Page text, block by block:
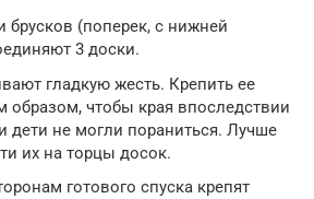
(поперек, с нижней
3 доски.
гладкую жесть. Крепить ее
образом, чтобы края впоследствии
дети не могли пораниться. Лучше
их на торцы досок.
готового спуска крепят